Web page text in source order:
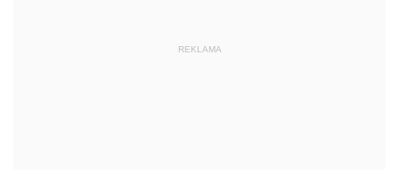
REKLAMA